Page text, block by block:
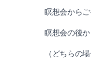
瞑想会から
瞑想会の後
（どちらの